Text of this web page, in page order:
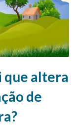
que altera
de